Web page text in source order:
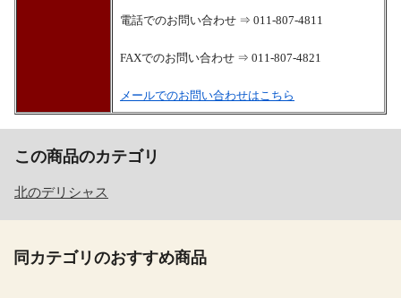
電話でのお問い合わせ ⇒ 011-807-4811
FAXでのお問い合わせ ⇒ 011-807-4821
メールでのお問い合わせはこちら
この商品のカテゴリ
北のデリシャス
同カテゴリのおすすめ商品